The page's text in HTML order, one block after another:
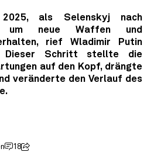
als Selenskyj nach
um neue Waffen und
rief Wladimir Putin
Dieser Schritt stellte die
auf den Kopf, drängte
veränderte den Verlauf des
18